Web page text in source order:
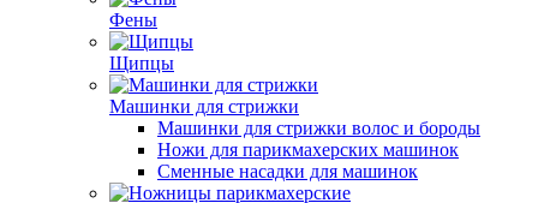
Фены
Щипцы
Машинки для стрижки
Машинки для стрижки волос и бороды
Ножи для парикмахерских машинок
Сменные насадки для машинок